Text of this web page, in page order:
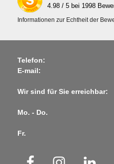
4.98 / 5 bei 1998
Informationen zur Echtheit der
Telefon:
E-mail:
Wir sind für Sie erreichbar:
Mo. - Do.
Fr.